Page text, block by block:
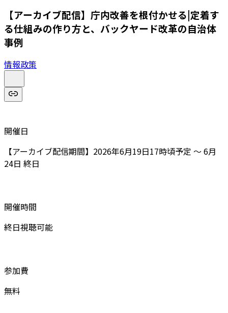
【アーカイブ配信】庁内改善を根付かせる|定着す
る仕組みの作り方と、バックヤード改革の自治体
事例
情報政策
開催日
【アーカイブ配信期間】2026年6月19日17時頃予定 ～ 6月
24日 終日
開催時間
終日視聴可能
参加費
無料